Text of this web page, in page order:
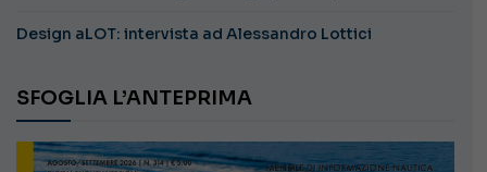
Design aLOT: intervista ad Alessandro Lottici
SFOGLIA L’ANTEPRIMA